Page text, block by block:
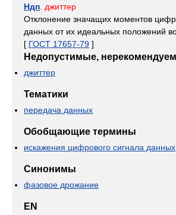
Ндп . джиттер
Отклонение значащих моментов
данных от их идеальных положений
[ ГОСТ 17657-79 ]
Недопустимые,
джиттер
Тематики
передача данных
Обобщающие термины
искажения цифрового сигнала данных
Синонимы
фазовое дрожание
EN